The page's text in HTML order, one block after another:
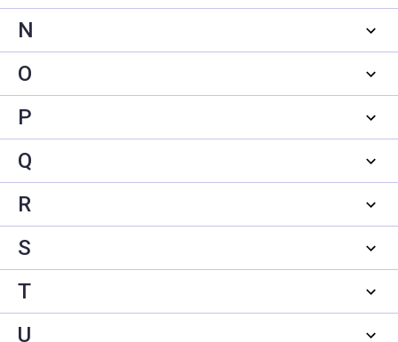
N
O
P
Q
R
S
T
U